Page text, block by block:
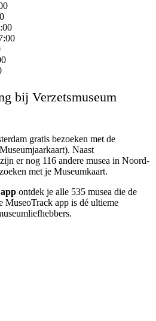
bij Verzetsmuseum
gratis bezoeken met de
Naast
er nog 116 andere musea in Noord-
met je Museumkaart.
ontdek je alle 535 musea die de
MuseoTrack app is dé ultieme